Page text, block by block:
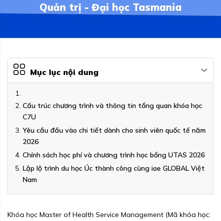
Quản trị - Đại học Tasmania
Mục lục nội dung
Cấu trúc chương trình và thông tin tổng quan khóa học
C7U
Yêu cầu đầu vào chi tiết dành cho sinh viên quốc tế năm
2026
Chính sách học phí và chương trình học bổng UTAS 2026
Lập lộ trình du học Úc thành công cùng iae GLOBAL Việt
Nam
Khóa học Master of Health Service Management (Mã khóa học: